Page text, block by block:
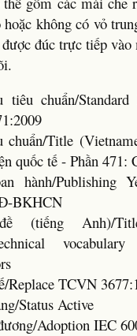
không có vỏ
đúc trực tiếp
tiêu chuẩn/
chuẩn/Title
quốc tế - Phần 471:
hành/Publishing
BKHCN
(tiếng Anh)/
Replace TCVN
Status Active
Adoption IEC